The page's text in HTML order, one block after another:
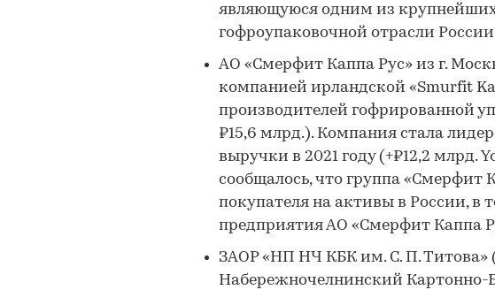
являющуюся одним из
гофроупаковочной отрасли
АО «Смерфит Каппа Рус» из г.
компанией ирландской «Smurfit
производителей гофрированной
₽15,6 млрд.). Компания стала
выручки в 2021 году (+₽12,2 млрд.
сообщалось, что группа «Смерфит
покупателя на активы в России, в
предприятия АО «Смерфит Каппа
ЗАОР «НП НЧ КБК им. С. П. Титова»
Набережночелнинский